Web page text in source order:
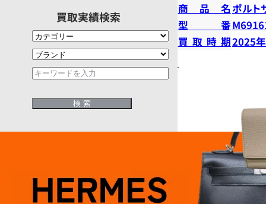
買取実績検索
商品名ポルト
型番
買取時期2025